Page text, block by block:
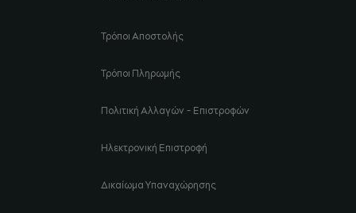
Τρόποι Αποστολής
Τρόποι Πληρωμής
Πολιτική Αλλαγών - Επιστροφών
Ηλεκτρονική Επιστροφή
Δικαίωμα Υπαναχώρησης